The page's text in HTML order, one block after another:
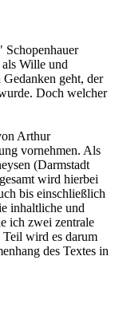
Wille und
geht, der
Doch welcher
Arthur
vornehmen. Als
(Darmstadt
wird hierbei
bis einschließlich
inhaltliche und
ich zwei zentrale
Teil wird es darum
des Textes in